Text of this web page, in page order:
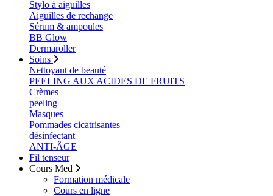
Stylo à aiguilles
Aiguilles de rechange
Sérum & ampoules
BB Glow
Dermaroller
Soins
Nettoyant de beauté
PEELING AUX ACIDES DE FRUITS
Crèmes
peeling
Masques
Pommades cicatrisantes
désinfectant
ANTI-ÂGE
Fil tenseur
Cours Med
Formation médicale
Cours en ligne